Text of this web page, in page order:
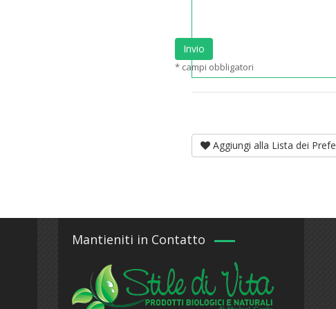
Invio
* campi obbligatori
Aggiungi alla Lista dei
Mantieniti in Contatto